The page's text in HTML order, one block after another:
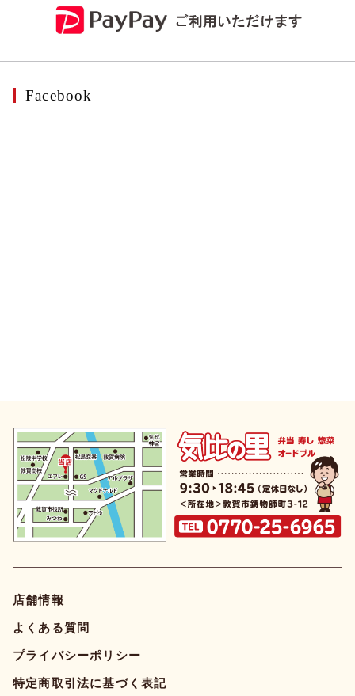
Facebook
店舗情報
よくある質問
プライバシーポリシー
特定商取引法に基づく表記